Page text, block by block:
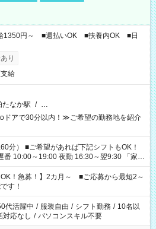
1350円～ ■週払いOK ■扶養内OK ■日
り
給
たなか駅 / …
ドアで30分以内！≫ご希望の勤務地を紹介
シフトもOK！
10:00～19:00 夜勤 16:30～翌9:30 「家族
」 「余裕を持って夕飯の準備がしたい」
たくない」 など、ご希望を教えてください
の勤務時間。 合計で週40時間を超える場
。
OK！急募！】2カ月～ ■ご応募から最短2～
す！
代活躍中 / 服装自由 / シフト勤務 / 10名以
対応なし / パソコンスキル不要